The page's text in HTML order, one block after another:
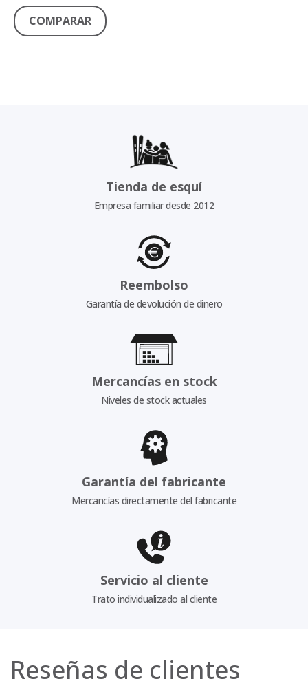
COMPARAR
Tienda de esquí
Empresa familiar desde 2012
Reembolso
Garantía de devolución de dinero
Mercancías en stock
Niveles de stock actuales
Garantía del fabricante
Mercancías directamente del fabricante
Servicio al cliente
Trato individualizado al cliente
Reseñas de clientes